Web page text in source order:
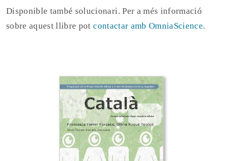
Disponible també solucionari. Per a més informació
sobre aquest llibre potcontactar amb OmniaScience.